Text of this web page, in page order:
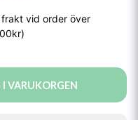
I VARUKORGEN